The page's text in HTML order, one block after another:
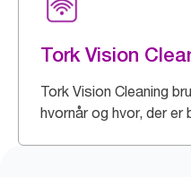
Tork Vision
Tork Vision Cleaning
hvornår og hvor, der er